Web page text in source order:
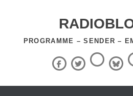
PROGRAMME – SENDER –
Facebook
X
(Twitter)
Threads